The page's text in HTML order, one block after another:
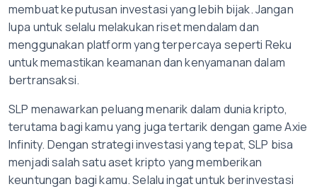
membuat keputusan investasi yang lebih bijak. Jangan
lupa untuk selalu melakukan riset mendalam dan
menggunakan platform yang terpercaya seperti Reku
untuk memastikan keamanan dan kenyamanan dalam
bertransaksi.
SLP menawarkan peluang menarik dalam dunia kripto,
terutama bagi kamu yang juga tertarik dengan game Axie
Infinity. Dengan strategi investasi yang tepat, SLP bisa
menjadi salah satu aset kripto yang memberikan
keuntungan bagi kamu. Selalu ingat untuk berinvestasi